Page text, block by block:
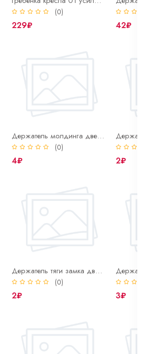
(0)
229₽ 42₽
Держатель молдинга двери 2101
(0)
4₽ 2₽
Держатель тяги замка двери ВАЗ
(0)
2₽ 3₽